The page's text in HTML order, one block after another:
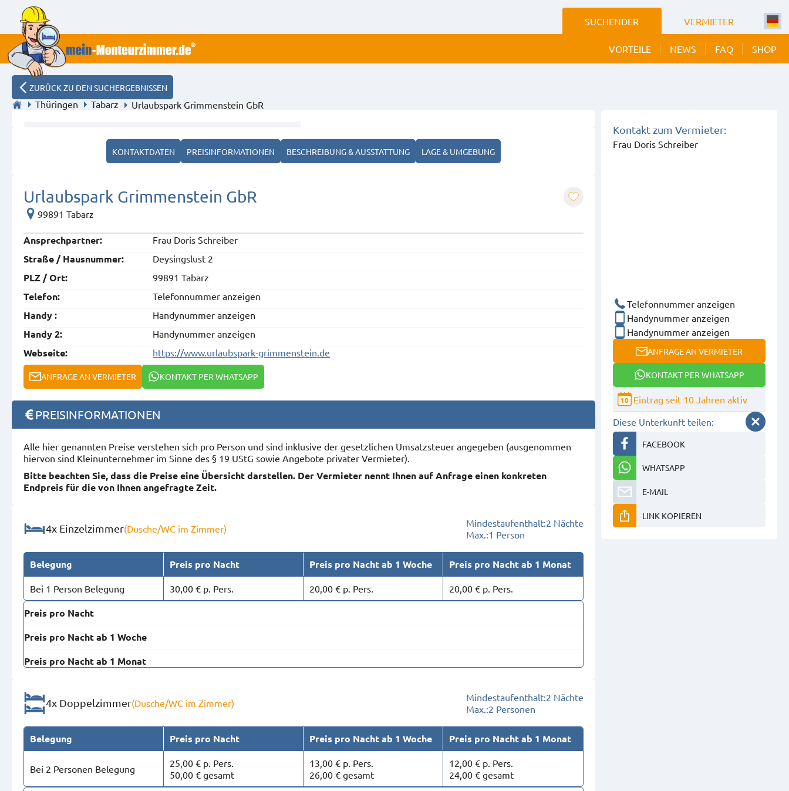
SUCHENDER VERMIETER
VORTEILE NEWS FAQ SHOP
ZURÜCK ZU DEN SUCHERGEBNISSEN
Thüringen Tabarz
Urlaubspark Grimmenstein GbR
KONTAKTDATEN PREISINFORMATIONEN BESCHREIBUNG & AUSSTATTUNG LAGE & UMGEBUNG
Urlaubspark Grimmenstein GbR
99891 Tabarz
Ansprech­partner: Frau Doris Schreiber
Straße / Hausnummer: Deysingslust 2
PLZ / Ort: 99891 Tabarz
Telefon: Telefonnummer anzeigen
Handy : Handynummer anzeigen
Handy 2: Handynummer anzeigen
Webseite: https://www.urlaubspark-grimmenstein.de
ANFRAGE AN VERMIETER KONTAKT PER WHATSAPP
PREISINFORMATIONEN
Alle hier genannten Preise verstehen sich pro Person und sind inklusive der gesetzlichen Umsatzsteuer angegeben (ausgenommen
hiervon sind Kleinunternehmer im Sinne des § 19 UStG sowie Angebote privater Vermieter).
Bitte beachten Sie, dass die Preise eine Übersicht darstellen. Der Vermieter nennt Ihnen auf Anfrage einen konkreten
Endpreis für die von Ihnen angefragte Zeit.
4x Einzelzimmer(Dusche/WC im Zimmer) Mindestaufenthalt:2 Nächte
Max.:1 Person
Belegung Preis pro Nacht Preis pro Nacht ab 1 Woche Preis pro Nacht ab 1 Monat
Bei 1 Person Belegung 30,00 € p. Pers. 20,00 € p. Pers. 20,00 € p. Pers.
Preis pro Nacht
Preis pro Nacht ab 1 Woche
Preis pro Nacht ab 1 Monat
4x Doppelzimmer(Dusche/WC im Zimmer) Mindestaufenthalt:2 Nächte
Max.:2 Personen
Belegung Preis pro Nacht Preis pro Nacht ab 1 Woche Preis pro Nacht ab 1 Monat
Bei 2 Personen Belegung
25,00 € p. Pers.
50,00 € gesamt
13,00 € p. Pers.
26,00 € gesamt
12,00 € p. Pers.
24,00 € gesamt
Kontakt zum Vermieter:
Frau Doris Schreiber
Telefonnummer anzeigen
Handynummer anzeigen
Handynummer anzeigen
ANFRAGE AN VERMIETER
KONTAKT PER WHATSAPP
10
Eintrag seit 10 Jahren aktiv
Diese Unterkunft teilen:
FACEBOOK
WHATSAPP
E-MAIL
LINK KOPIEREN